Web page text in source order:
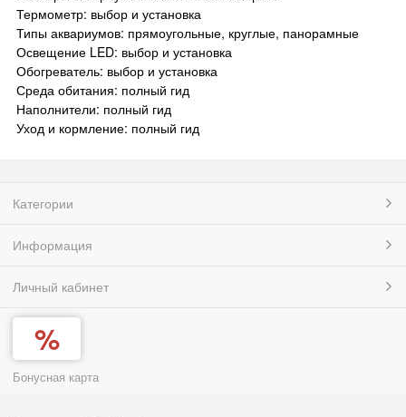
Термометр: выбор и установка
Типы аквариумов: прямоугольные, круглые, панорамные
Освещение LED: выбор и установка
Обогреватель: выбор и установка
Среда обитания: полный гид
Наполнители: полный гид
Уход и кормление: полный гид
Категории
Информация
Личный кабинет
Бонусная карта